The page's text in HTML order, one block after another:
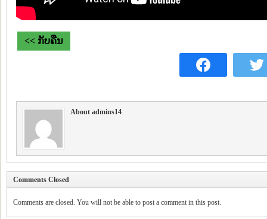
<< ກັບຄືນ
About admins14
Comments Closed
Comments are closed. You will not be able to post a comment in this post.